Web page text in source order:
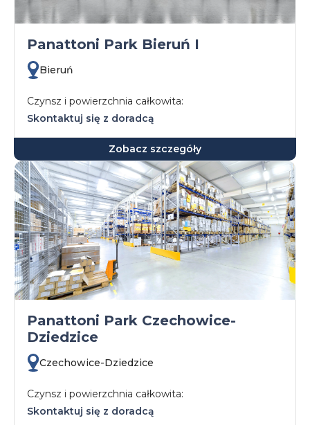
Panattoni Park Bieruń I
Bieruń
Czynsz i powierzchnia całkowita:
Skontaktuj się z doradcą
Zobacz szczegóły
Panattoni Park Czechowice-
Dziedzice
Czechowice-Dziedzice
Czynsz i powierzchnia całkowita:
Skontaktuj się z doradcą